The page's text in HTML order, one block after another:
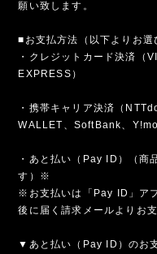
願い致します。
■お支払方法（以下よりお選
・クレジットカード決済
EXPRESS）
・携帯キャリア決済（
WALLET、SoftBank、
・あと払い（Pay ID）（商
す）※
※お支払いは「Pay ID」ア
後に届く請求メールよりお
▼あと払い（Pay ID）のお